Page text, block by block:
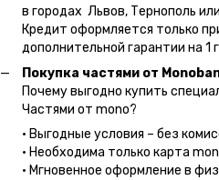
в городах Львов, Тернополь
Кредит оформляется только
дополнительной гарантии на 1
Покупка частями от
Почему выгодно купить
Частями от mono?
• Выгодные условия – без
• Необходима только карта
• Мгновенное оформление в